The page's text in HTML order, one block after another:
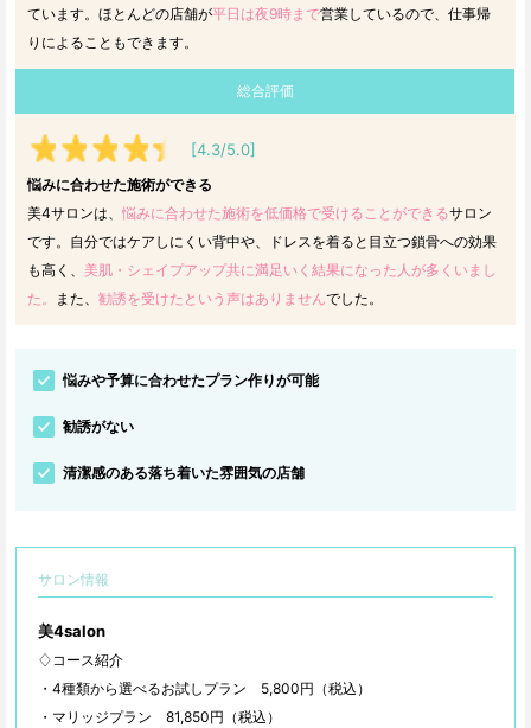
ています。ほとんどの店舗が平日は夜9時まで営業しているので、仕事帰
りによることもできます。
総合評価
[4.3/5.0]
悩みに合わせた施術ができる
美4サロンは、 悩みに合わせた施術を低価格で受けることができるサロン
です。自分ではケアしにくい背中や、ドレスを着ると目立つ鎖骨への効果
も高く、 美肌・シェイプアップ共に満足いく結果になった人が多くいまし
た。
また、 勧誘を受けたという声はありませんでした。
悩みや予算に合わせたプラン作りが可能
勧誘がない
清潔感のある落ち着いた雰囲気の店舗
サロン情報
美4salon
♢コース紹介
・4種類から選べるお試しプラン 5,800円（税込）
・マリッジプラン 81,850円（税込）